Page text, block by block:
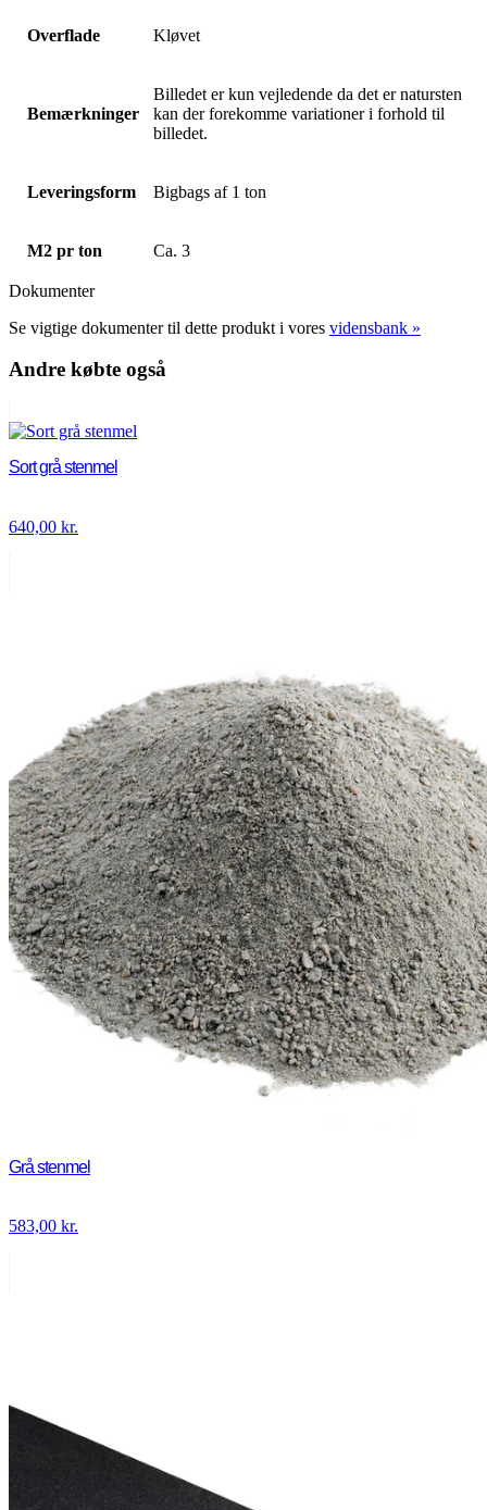
Overflade Kløvet
Bemærkninger
Billedet er kun vejledende da det er natursten
kan der forekomme variationer i forhold til
billedet.
Leveringsform Bigbags af 1 ton
M2 pr ton Ca. 3
Dokumenter
Se vigtige dokumenter til dette produkt i vores vidensbank »
Andre købte også
Sort grå stenmel
640,00 kr.
Grå stenmel
583,00 kr.